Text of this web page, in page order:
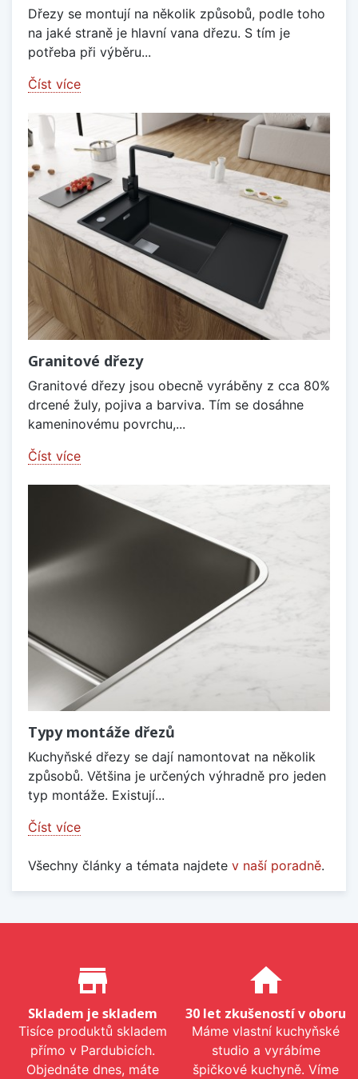
Dřezy se montují na několik způsobů, podle toho
na jaké straně je hlavní vana dřezu. S tím je
potřeba při výběru...
Číst více
Granitové dřezy
Granitové dřezy jsou obecně vyráběny z cca 80%
drcené žuly, pojiva a barviva. Tím se dosáhne
kameninovému povrchu,...
Číst více
Typy montáže dřezů
Kuchyňské dřezy se dají namontovat na několik
způsobů. Většina je určených výhradně pro jeden
typ montáže. Existují...
Číst více
Všechny články a témata najdete v naší poradně.
Proč nakupovat u nás?
store_mall_directory
Skladem je skladem
Tisíce produktů skladem
přímo v Pardubicích.
Objednáte dnes, máte
home
30 let zkušeností v oboru
Máme vlastní kuchyňské
studio a vyrábíme
špičkové kuchyně. Víme